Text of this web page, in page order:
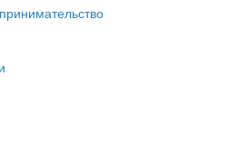
регламентов